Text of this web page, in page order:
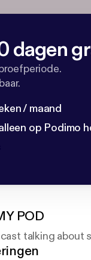
dagen
/ maand
op Podimo
POD
talking